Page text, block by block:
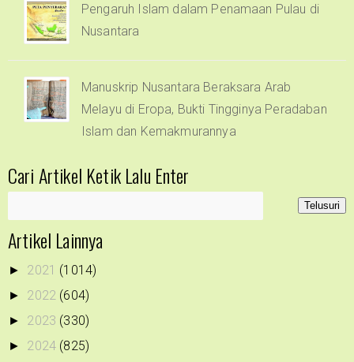
Pengaruh Islam dalam Penamaan Pulau di
Nusantara
Manuskrip Nusantara Beraksara Arab
Melayu di Eropa, Bukti Tingginya Peradaban
Islam dan Kemakmurannya
Cari Artikel Ketik Lalu Enter
Artikel Lainnya
► 2021 (1014)
► 2022 (604)
► 2023 (330)
► 2024 (825)